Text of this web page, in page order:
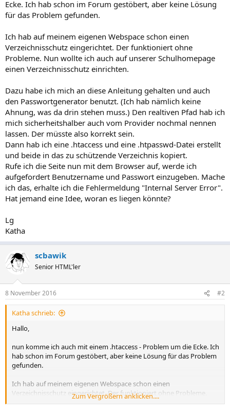
Ecke. Ich hab schon im Forum gestöbert, aber keine Lösung
für das Problem gefunden.
Ich hab auf meinem eigenen Webspace schon einen
Verzeichnisschutz eingerichtet. Der funktioniert ohne
Probleme. Nun wollte ich auch auf unserer Schulhomepage
einen Verzeichnisschutz einrichten.
Dazu habe ich mich an diese Anleitung gehalten und auch
den Passwortgenerator benutzt. (Ich hab nämlich keine
Ahnung, was da drin stehen muss.) Den realtiven Pfad hab ich
mich sicherheitshalber auch vom Provider nochmal nennen
lassen. Der müsste also korrekt sein.
Dann hab ich eine .htaccess und eine .htpasswd-Datei erstellt
und beide in das zu schützende Verzeichnis kopiert.
Rufe ich die Seite nun mit dem Browser auf, werde ich
aufgefordert Benutzername und Passwort einzugeben. Mache
ich das, erhalte ich die Fehlermeldung "Internal Server Error".
Hat jemand eine Idee, woran es liegen könnte?
Lg
Katha
scbawik
Senior HTML'ler
8 November 2016 #2
Katha schrieb:
Hallo,
nun komme ich auch mit einem .htaccess - Problem um die Ecke. Ich
hab schon im Forum gestöbert, aber keine Lösung für das Problem
gefunden.
Ich hab auf meinem eigenen Webspace schon einen
Verzeichnisschutz eingerichtet. Der funktioniert ohne Probleme.
Nun wollte ich auch auf unserer Schulhomepage einen
Zum Vergrößern anklicken....